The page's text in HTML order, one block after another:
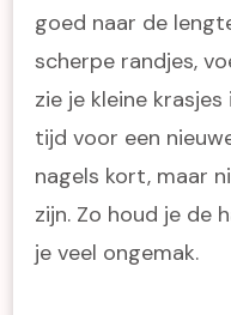
goed naar de
scherpe randjes,
zie je kleine
tijd voor een
nagels kort, maar
zijn. Zo houd je de
je veel ongemak.